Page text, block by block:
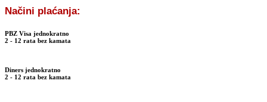
Načini plaćanja:
PBZ Visa jednokratno
2 - 12 rata bez kamata
Diners jednokratno
2 - 12 rata bez kamata